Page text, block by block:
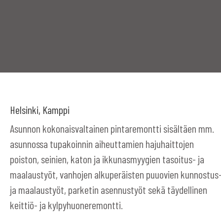
Helsinki, Kamppi
Asunnon kokonaisvaltainen pintaremontti sisältäen mm.
asunnossa tupakoinnin aiheuttamien hajuhaittojen
poiston, seinien, katon ja ikkunasmyygien tasoitus- ja
maalaustyöt, vanhojen alkuperäisten puuovien
ja maalaustyöt, parketin asennustyöt sekä täydellinen
keittiö- ja kylpyhuoneremontti.